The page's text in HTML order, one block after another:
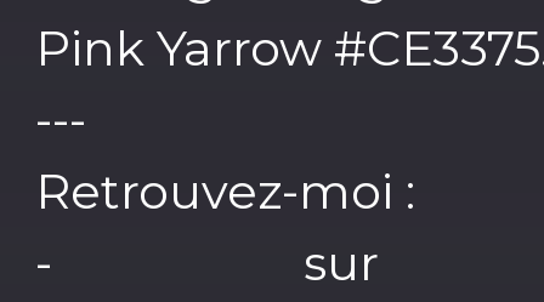
Pink Yarrow
---
Retrouvez-moi :
- sur